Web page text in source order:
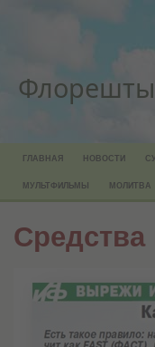
Флорешты
ГЛАВНАЯ НОВОСТИ
МУЛЬТФИЛЬМЫ МОЛИТВА
Средства